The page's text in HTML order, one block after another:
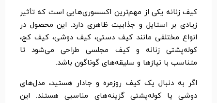
کیف زنانه یکی از مهم‌ترین اکسسوری‌هایی است که تأثیر
زیادی بر استایل و جذابیت ظاهری دارد. این محصول در
انواع مختلفی مانند کیف دستی، کیف دوشی، کیف کج،
کوله‌پشتی زنانه و کیف مجلسی طراحی می‌شود تا
متناسب با نیازها و سلیقه‌های گوناگون باشد.
اگر به دنبال یک کیف روزمره و جادار هستید، مدل‌های
دوشی یا کوله‌پشتی گزینه‌های مناسبی هستند. این